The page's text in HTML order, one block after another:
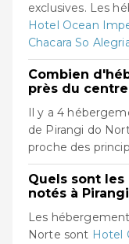
exclusives. Les
Hotel Ocean
Chacara So
Combien
près du
Il y a 4
de Pirangi do
proche des
Quels sont
notés à
Les
Norte sont Hotel